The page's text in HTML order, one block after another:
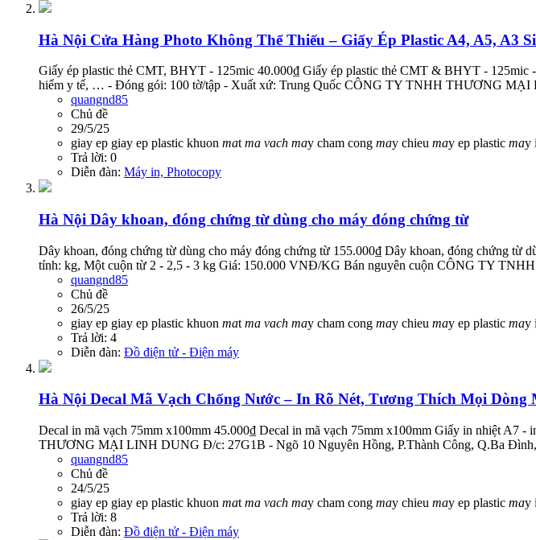
Hà Nội Cửa Hàng Photo Không Thể Thiếu – Giấy Ép Plastic A4, A5, A3
Giấy ép plastic thẻ CMT, BHYT - 125mic 40.000₫ Giấy ép plastic thẻ CMT & BHYT -
hiểm y tế, … - Đóng gói: 100 tờ/tập - Xuất xứ: Trung Quốc CÔNG TY TNHH THƯƠNG
quangnd85
Chủ đề
29/5/25
giay ep giay ep plastic khuon mat ma vach may cham cong may chieu may ep plastic may
Trả lời: 0
Diễn đàn: Máy in, Photocopy
Hà Nội Dây khoan, đóng chứng từ dùng cho máy đóng chứng từ
Dây khoan, đóng chứng từ dùng cho máy đóng chứng từ 155.000₫ Dây khoan, đóng chứng
tính: kg, Một cuộn từ 2 - 2,5 - 3 kg Giá: 150.000 VNĐ/KG Bán nguyên cuộn CÔNG TY
quangnd85
Chủ đề
26/5/25
giay ep giay ep plastic khuon mat ma vach may cham cong may chieu may ep plastic may
Trả lời: 4
Diễn đàn: Đồ điện tử - Điện máy
Hà Nội Decal Mã Vạch Chống Nước – In Rõ Nét, Tương Thích Mọi Dòng
Decal in mã vạch 75mm x100mm 45.000₫ Decal in mã vạch 75mm x100mm Giấy in nhiệt
THƯƠNG MẠI LINH DUNG Đ/c: 27G1B - Ngõ 10 Nguyên Hồng, P.Thành Công, Q.Ba
quangnd85
Chủ đề
24/5/25
giay ep giay ep plastic khuon mat ma vach may cham cong may chieu may ep plastic may
Trả lời: 8
Diễn đàn: Đồ điện tử - Điện máy